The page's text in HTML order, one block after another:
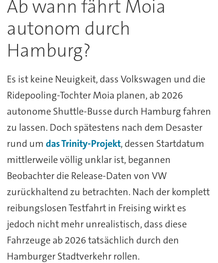
Ab wann fährt Moia
autonom durch
Hamburg?
Es ist keine Neuigkeit, dass Volkswagen und die
Ridepooling-Tochter Moia planen, ab 2026
autonome Shuttle-Busse durch Hamburg fahren
zu lassen. Doch spätestens nach dem Desaster
rund um das Trinity-Projekt, dessen Startdatum
mittlerweile völlig unklar ist, begannen
Beobachter die Release-Daten von VW
zurückhaltend zu betrachten. Nach der komplett
reibungslosen Testfahrt in Freising wirkt es
jedoch nicht mehr unrealistisch, dass diese
Fahrzeuge ab 2026 tatsächlich durch den
Hamburger Stadtverkehr rollen.